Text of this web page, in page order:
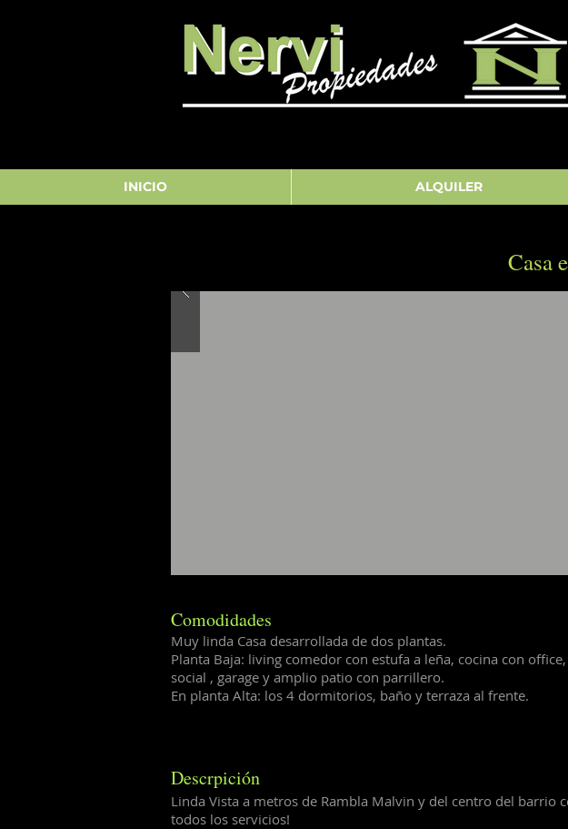
INICIO ALQUILER
Casa
Comodidades
Muy linda Casa desarrollada de dos plantas.
Planta Baja: living comedor con estufa a leña, cocina con
social , garage y amplio patio con parrillero.
En planta Alta: los 4 dormitorios, baño y terraza al frente.
Descrpición
Linda Vista a metros de Rambla Malvin y del centro del barrio
todos los servicios!